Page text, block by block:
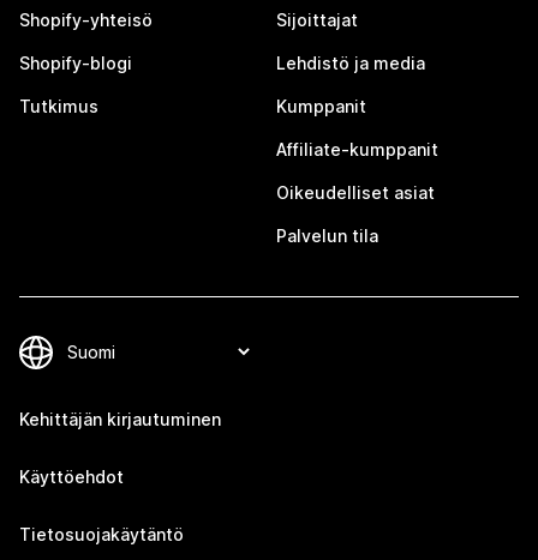
Shopify-yhteisö
Shopify-blogi
Tutkimus
Sijoittajat
Lehdistö ja media
Kumppanit
Affiliate-kumppanit
Oikeudelliset asiat
Palvelun tila
Kehittäjän kirjautuminen
Käyttöehdot
Tietosuojakäytäntö